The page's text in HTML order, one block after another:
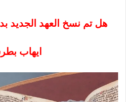
هل تم نسخ العهد الجديد
ايهاب